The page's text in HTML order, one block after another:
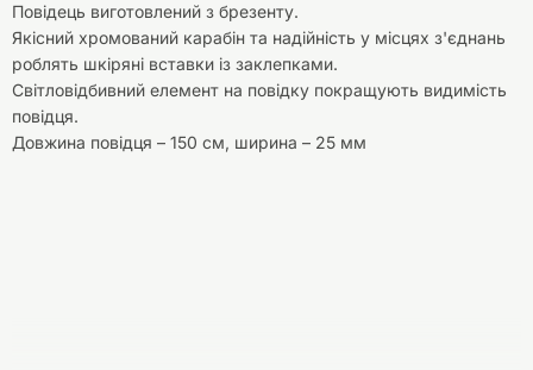
Повідець виготовлений з брезенту.
Якісний хромований карабін та надійність у місцях з'єднань
роблять шкіряні вставки із заклепками.
Світловідбивний елемент на повідку покращують видимість
повідця.
Довжина повідця – 150 см, ширина – 25 мм